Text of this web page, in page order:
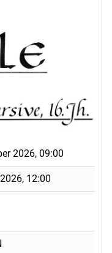
2026, 09:00
12:00